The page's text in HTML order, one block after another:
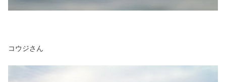
コウジさん